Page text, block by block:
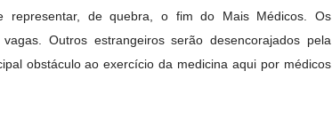
representar, de quebra, o fim do Mais Médicos. Os
Outros estrangeiros serão desencorajados pela
obstáculo ao exercício da medicina aqui por médicos